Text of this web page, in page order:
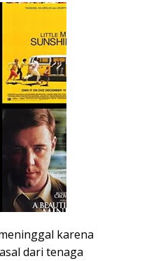
karena
dari tenaga